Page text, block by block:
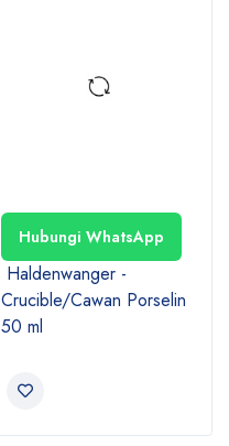
Hubungi WhatsApp
Haldenwanger -
Crucible/Cawan Porselin
50 ml